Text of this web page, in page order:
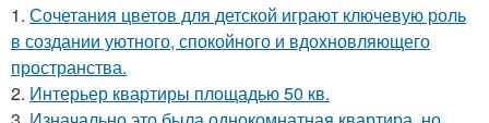
1. Сочетания цветов для детской играют ключевую роль
в создании уютного, спокойного и вдохновляющего
пространства.
2. Интерьер квартиры площадью 50 кв.